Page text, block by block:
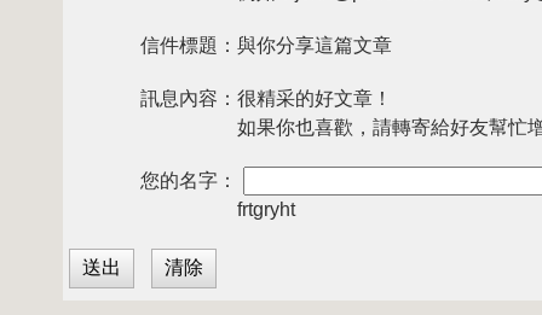
信件標題： 與你分享這篇文章
訊息內容： 很精采的好文章！
如果你也喜歡，請轉寄給好友幫忙
您的名字：
frtgryht